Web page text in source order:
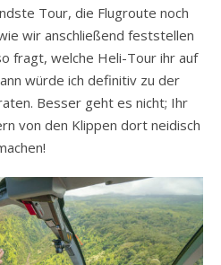
Tour, die Flugroute noch
wir anschließend feststellen
fragt, welche Heli-Tour ihr auf
würde ich definitiv zu der
Besser geht es nicht; Ihr
von den Klippen dort neidisch